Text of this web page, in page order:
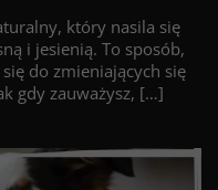
który nasila się
i jesienią. To sposób,
do zmieniających się
gdy zauważysz, […]